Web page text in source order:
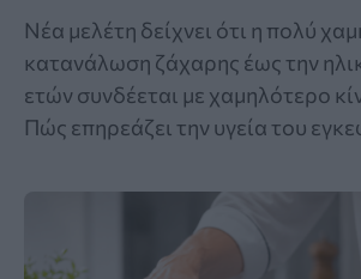
Νέα μελέτη δείχνει ότι η πολύ
κατανάλωση ζάχαρης έως την
ετών συνδέεται με χαμηλότερο
Πώς επηρεάζει την υγεία του